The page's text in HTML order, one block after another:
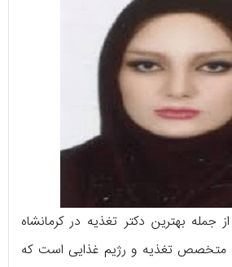
جمله بهترین دکتر تغذیه در کرمانشاه
تغذیه و رژیم غذایی است که